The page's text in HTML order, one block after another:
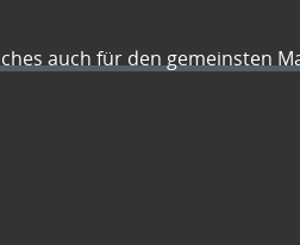
auch für den gemeinsten